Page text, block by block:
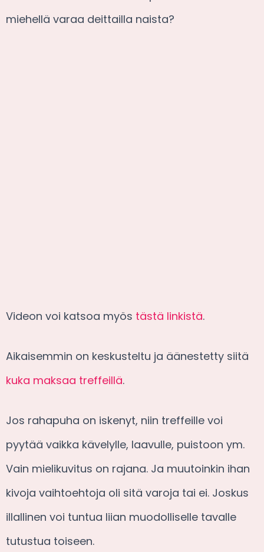
miehellä varaa deittailla naista?
Videon voi katsoa myös tästä linkistä.
Aikaisemmin on keskusteltu ja äänestetty siitä
kuka maksaa treffeillä.
Jos rahapuha on iskenyt, niin treffeille voi
pyytää vaikka kävelylle, laavulle, puistoon ym.
Vain mielikuvitus on rajana. Ja muutoinkin ihan
kivoja vaihtoehtoja oli sitä varoja tai ei. Joskus
illallinen voi tuntua liian muodolliselle tavalle
tutustua toiseen.